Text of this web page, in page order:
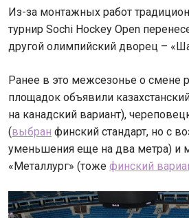
Из-за монтажных работ
турнир Sochi Hockey Open
другой олимпийский дворец –
Ранее в это межсезонье о смене
площадок объявили
на канадский вариант),
(выбран финский стандарт, но с
уменьшения еще на два метра) и
«Металлург» (тоже финский